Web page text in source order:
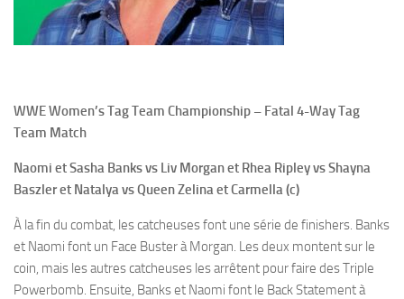
WWE Women’s Tag Team Championship – Fatal 4-Way Tag
Team Match
Naomi et Sasha Banks vs Liv Morgan et Rhea Ripley vs Shayna
Baszler et Natalya vs Queen Zelina et Carmella (c)
À la fin du combat, les catcheuses font une série de finishers. Banks
et Naomi font un Face Buster à Morgan. Les deux montent sur le
coin, mais les autres catcheuses les arrêtent pour faire des Triple
Powerbomb. Ensuite, Banks et Naomi font le Back Statement à